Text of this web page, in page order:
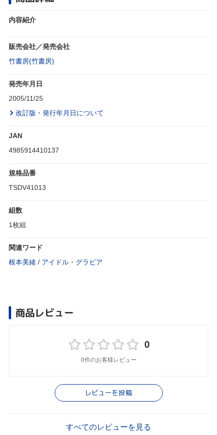
内容紹介
販売会社／発売会社
竹書房(竹書房)
発売年月日
2005/11/25
改訂版・発行年月日について
JAN
4985914410137
規格品番
TSDV41013
組数
1枚組
関連ワード
根本美緒 / アイドル・グラビア
商品レビュー
0
0件のお客様レビュー
レビューを投稿
すべてのレビューを見る